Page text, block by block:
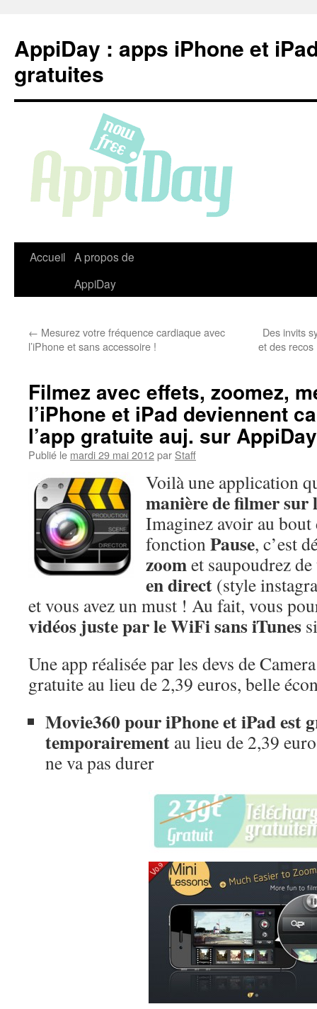
contenu
AppiDay : apps iPhone et
gratuites
Accueil A propos de
AppiDay
← Mesurez votre fréquence cardiaque avec
l’iPhone et sans accessoire !
Des invits
et des recos
Filmez avec effets, zoomez,
l’iPhone et iPad deviennent
l’app gratuite auj. sur
Publié le mardi 29 mai 2012par Staff
Voilà une application
manière de filmer sur
Imaginez avoir au bout
fonctionPause, c’est
zoomet saupoudrez
en direct (style
et vous avez un must ! Au fait, vous
vidéos juste par le WiFi sans iTunes
Une app réalisée par les devs de
gratuite au lieu de 2,39 euros, belle
Movie360 pour iPhone et iPad est
temporairement au lieu de 2,39
ne va pas durer